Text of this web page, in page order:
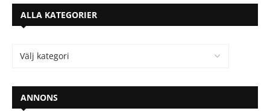
ALLA KATEGORIER
ANNONS